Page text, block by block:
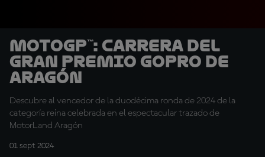
MotoGP™: Carrera del
Gran Premio GoPro de
Aragón
Descubre al vencedor de la duodécima ronda de 2024 de la
categoría reina celebrada en el espectacular trazado de
MotorLand Aragón
01 sept 2024